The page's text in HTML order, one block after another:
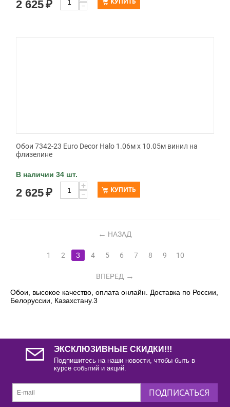
2 625₽
−
Обои 7342-23 Euro Decor Halo 1.06м x 10.05м винил на
флизелине
В наличии 34 шт.
2 625₽
+
−
КУПИТЬ
НАЗАД
1 2 3 4 5 6 7 8 9 10
ВПЕРЕД
Обои, высокое качество, оплата онлайн. Доставка по России,
Белоруссии, Казахстану.3
ЭКСКЛЮЗИВНЫЕ СКИДКИ!!!
Подпишитесь на наши новости, чтобы быть в
курсе событий и акций.
ПОДПИСАТЬСЯ